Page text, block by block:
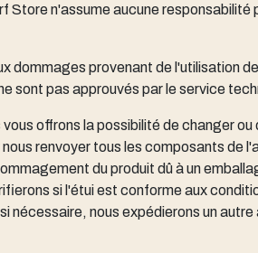
Store n'assume aucune
dommages provenant de l'utilisation
sont pas approuvés par le service
offrons la possibilité de changer
renvoyer tous les composants
du produit dû à un
si l'étui est conforme aux
nécessaire, nous expédierons un autre